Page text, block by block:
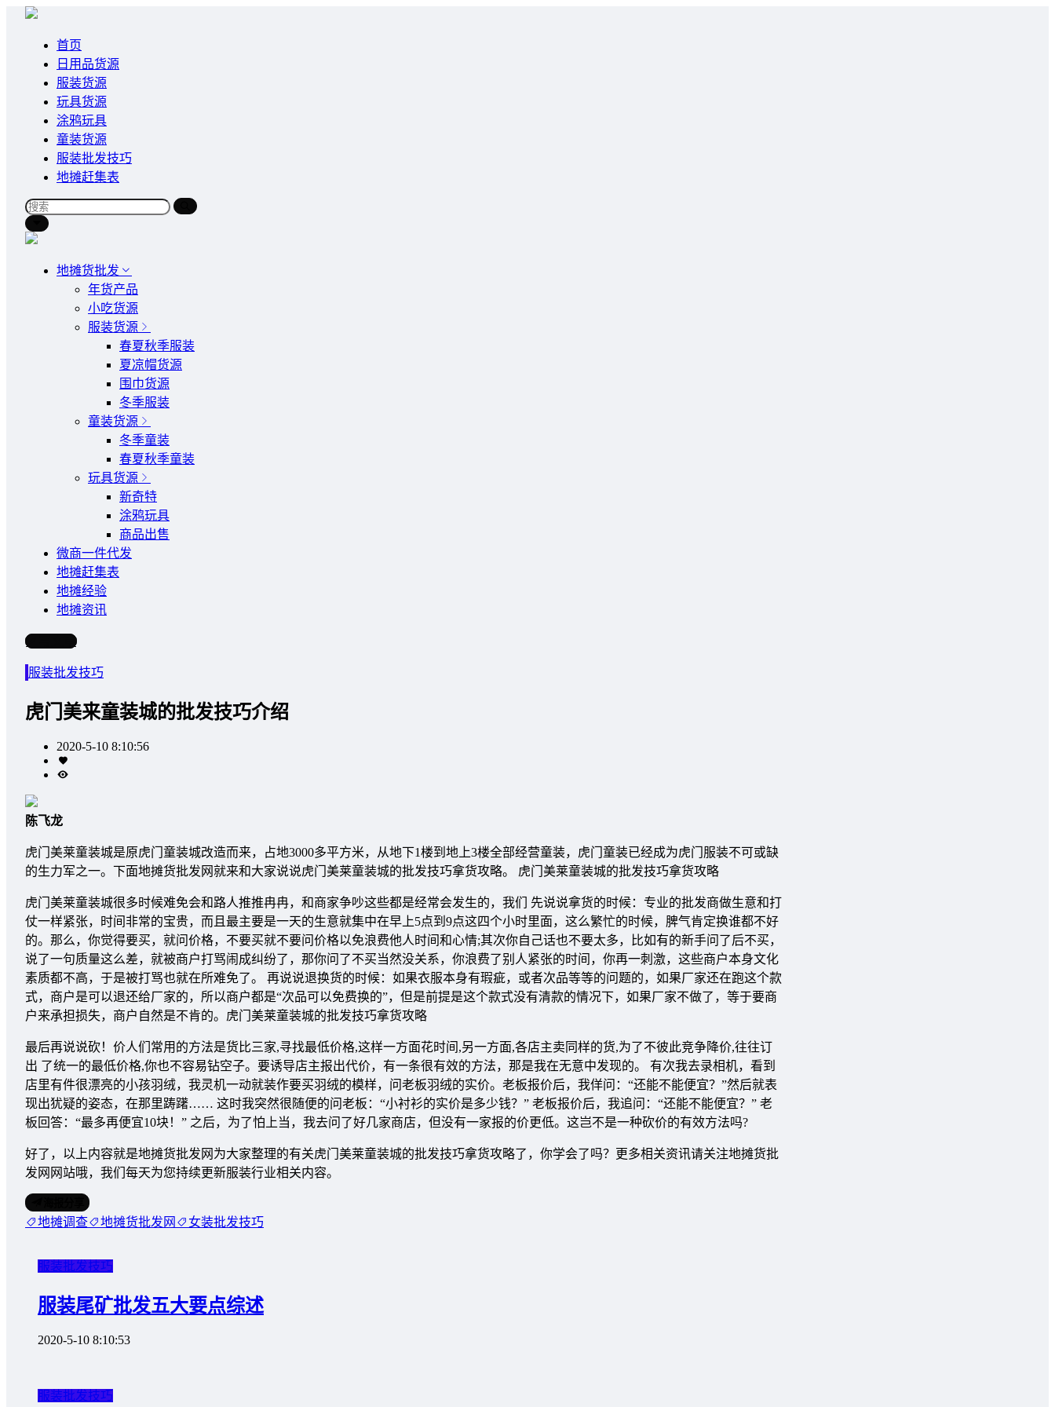
首页
日用品货源
服装货源
玩具货源
涂鸦玩具
童装货源
服装批发技巧
地摊赶集表
地摊货批发
年货产品
小吃货源
服装货源
春夏秋季服装
夏凉帽货源
围巾货源
冬季服装
童装货源
冬季童装
春夏秋季童装
玩具货源
新奇特
涂鸦玩具
商品出售
微商一件代发
地摊赶集表
地摊经验
地摊资讯
写文章
服装批发技巧
虎门美来童装城的批发技巧介绍
2020-5-10 8:10:56
陈飞龙
虎门美莱童装城是原虎门童装城改造而来，占地3000多平方米，从地下1楼到地上3楼全部经营童装，虎门童装已经成为虎门服装不可或缺
的生力军之一。下面地摊货批发网就来和大家说说虎门美莱童装城的批发技巧拿货攻略。 虎门美莱童装城的批发技巧拿货攻略
虎门美莱童装城很多时候难免会和路人推推冉冉，和商家争吵这些都是经常会发生的，我们 先说说拿货的时候：专业的批发商做生意和打
仗一样紧张，时间非常的宝贵，而且最主要是一天的生意就集中在早上5点到9点这四个小时里面，这么繁忙的时候，脾气肯定换谁都不好
的。那么，你觉得要买，就问价格，不要买就不要问价格以免浪费他人时间和心情;其次你自己话也不要太多，比如有的新手问了后不买，
说了一句质量这么差，就被商户打骂闹成纠纷了，那你问了不买当然没关系，你浪费了别人紧张的时间，你再一刺激，这些商户本身文化
素质都不高，于是被打骂也就在所难免了。 再说说退换货的时候：如果衣服本身有瑕疵，或者次品等等的问题的，如果厂家还在跑这个款
式，商户是可以退还给厂家的，所以商户都是“次品可以免费换的”，但是前提是这个款式没有清款的情况下，如果厂家不做了，等于要商
户来承担损失，商户自然是不肯的。虎门美莱童装城的批发技巧拿货攻略
最后再说说砍！价人们常用的方法是货比三家,寻找最低价格,这样一方面花时间,另一方面,各店主卖同样的货,为了不彼此竞争降价,往往订
出 了统一的最低价格,你也不容易钻空子。要诱导店主报出代价，有一条很有效的方法，那是我在无意中发现的。 有次我去录相机，看到
店里有件很漂亮的小孩羽绒，我灵机一动就装作要买羽绒的模样，问老板羽绒的实价。老板报价后，我佯问：“还能不能便宜？”然后就表
现出犹疑的姿态，在那里踌躇…… 这时我突然很随便的问老板：“小衬衫的实价是多少钱？” 老板报价后，我追问：“还能不能便宜？” 老
板回答：“最多再便宜10块！” 之后，为了怕上当，我去问了好几家商店，但没有一家报的价更低。这岂不是一种砍价的有效方法吗?
好了，以上内容就是地摊货批发网为大家整理的有关虎门美莱童装城的批发技巧拿货攻略了，你学会了吗？更多相关资讯请关注地摊货批
发网网站哦，我们每天为您持续更新服装行业相关内容。
地摊调查 地摊货批发网 女装批发技巧
服装批发技巧
服装尾矿批发五大要点综述
2020-5-10 8:10:53
服装批发技巧